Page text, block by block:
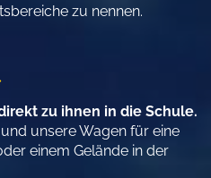
zu nennen.
zu ihnen in die Schule.
unsere Wagen für eine
einem Gelände in der